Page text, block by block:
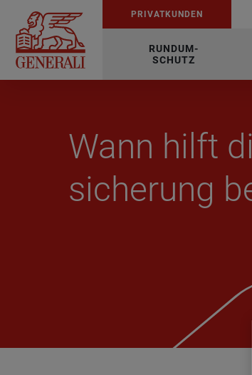
PRI­VAT­KUN­DEN
RUNDUM-
SCHUTZ
Wann hilft
si­che­rung